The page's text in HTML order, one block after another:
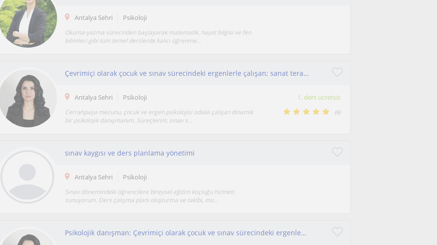
Antalya Sehri Psikoloji
Okuma-yazma sürecinden başlayarak matematik, hayat bilgisi ve fen
bilimleri gibi tüm temel derslerde kalıcı öğrenme...
Çevrimiçi olarak çocuk ve sınav sürecindeki ergenlerle çalışan; sanat terapisi kullanan Cerrahpaşa mezunu psikolojik danışman.
Antalya Sehri Psikoloji 1. ders ücretsiz
Cerrahpaşa mezunu, çocuk ve ergen psikolojisi odaklı çalışan dinamik
bir psikolojik danışmanım. Süreçlerim; sınav s...
(6)
sınav kaygısı ve ders planlama yönetimi
Antalya Sehri Psikoloji
Sınav dönemindeki öğrencilere bireysel eğitim koçluğu hizmeti
sunuyorum. Ders çalışma planı oluşturma ve takibi, mo...
Psikolojik danışman: Çevrimiçi olarak çocuk ve sınav sürecindeki ergenlerle; kaygı, odaklanma ve anksiyete çalışıyorum